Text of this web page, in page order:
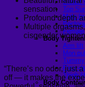
Breast
Top
Male
Body
Arm lift
Mon
Fleur-
Thigh
Body
sensation
Profound depth
Multiple
cisgender women
“There’s no odor, just
off — it makes the